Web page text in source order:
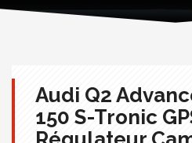
Audi Q2
150 S-Tronic